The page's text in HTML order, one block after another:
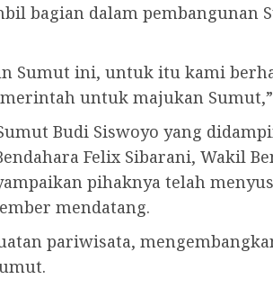
bagian dalam pembangunan
Sumut ini, untuk itu kami
untuk majukan
Budi Siswoyo yang
Felix Sibarani, Wakil
pihaknya telah
mendatang.
pariwisata,